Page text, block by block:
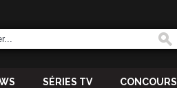
SÉRIES TV CONCOURS